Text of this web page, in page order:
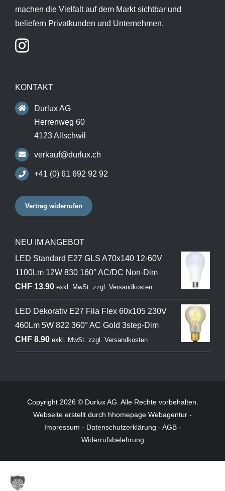
machen die Vielfalt auf dem Markt sichtbar und
beliefern Privatkunden und Unternehmen.
KONTAKT
Durlux AG
Herrenweg 60
4123 Allschwil
verkauf@durlux.ch
+41 (0) 61 692 92 92
Vertrag widerrufen
NEU IM ANGEBOT
LED Standard E27 GLS A70x140 12-60V
1100Lm 12W 830 160° AC/DC Non-Dim
CHF13.90 exkl. MwSt. zzgl. Versandkosten
LED Dekorativ E27 Fila Flex 60x105 230V
460Lm 5W 822 360° AC Gold 3step-Dim
CHF8.90 exkl. MwSt. zzgl. Versandkosten
Copyright 2026 © Durlux AG. Alle Rechte vorbehalten.
Webseite erstellt durch hhomepage Webagentur -
Impressum - Datenschutzerklärung - AGB-
Widerrufsbelehrung